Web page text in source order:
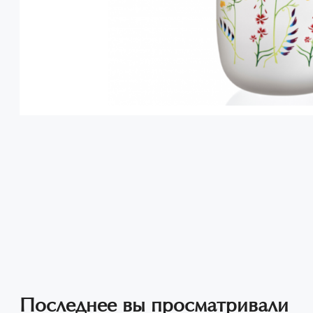
Последнее вы просматривали